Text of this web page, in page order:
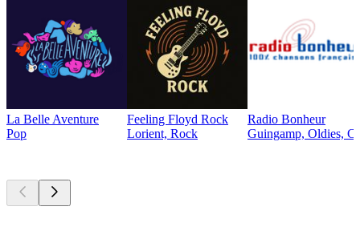
La Belle Aventure
Pop
Feeling Floyd Rock
Lorient, Rock
Radio Bonheur
Guingamp, Oldies,